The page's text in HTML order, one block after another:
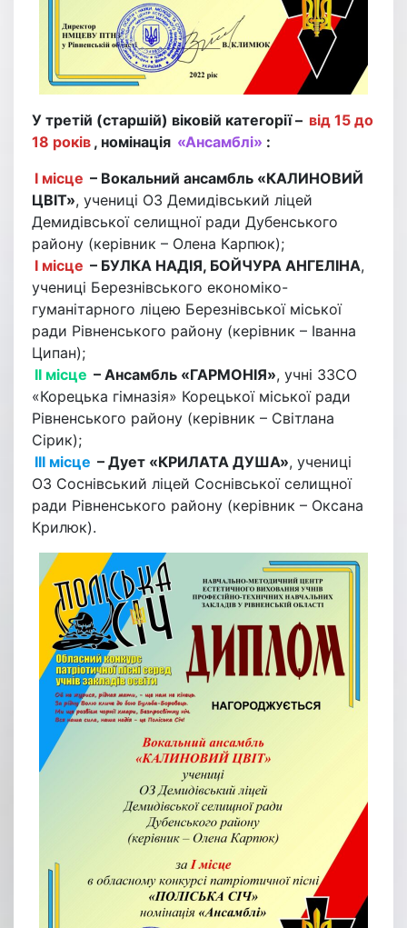
У третій (старшій) віковій категорії – від 15 до
18 років , номінація «Ансамблі» :
І місце – Вокальний ансамбль «КАЛИНОВИЙ
ЦВІТ», учениці ОЗ Демидівський ліцей
Демидівської селищної ради Дубенського
району (керівник – Олена Карпюк);
І місце – БУЛКА НАДІЯ, БОЙЧУРА АНГЕЛІНА,
учениці Березнівського економіко-
гуманітарного ліцею Березнівської міської
ради Рівненського району (керівник – Іванна
Ципан);
ІІ місце – Ансамбль «ГАРМОНІЯ», учні ЗЗСО
«Корецька гімназія» Корецької міської ради
Рівненського району (керівник – Світлана
Сірик);
ІІІ місце – Дует «КРИЛАТА ДУША», учениці
ОЗ Соснівський ліцей Соснівської селищної
ради Рівненського району (керівник – Оксана
Крилюк).